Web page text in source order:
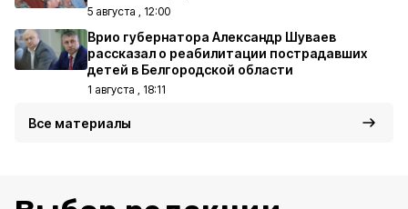
5 августа , 12:00
Врио губернатора Александр Шуваев
рассказал о реабилитации пострадавших
детей в Белгородской области
1 августа , 18:11
Все материалы